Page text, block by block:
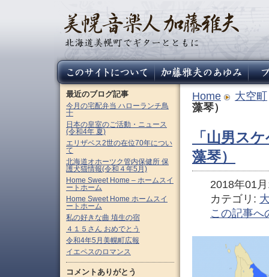
Home
大空町
藻琴）
「山男ス
藻琴）
2018年01
カテゴリ:
この記事へ
最近のブログ記事
今月の宅配弁当 ハローランチ鳥
十
日本の皇室のご活動・ニュース
(令和4年 夏)
エリザベス2世の在位70年につい
て
北海道オホーツク管内保健所 保
護犬猫情報(令和４年5月)
Home Sweet Home – ホームスイ
ートホーム
Home Sweet Home ホームスイ
ートホーム
私の好きな曲 埴生の宿
４１５さん おめでとう
令和4年5月美幌町広報
イエペスのロマンス
コメントありがとう